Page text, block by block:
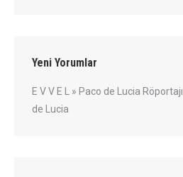
Yeni Yorumlar
E V V E L » Paco de Lucia Röportajı
de Lucia